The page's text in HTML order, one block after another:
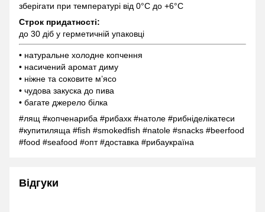
зберігати при температурі від 0°C до +6°C
Строк придатності:
до 30 діб у герметичній упаковці
• натуральне холодне копчення
• насичений аромат диму
• ніжне та соковите м’ясо
• чудова закуска до пива
• багате джерело білка
#лящ #копченариба #рибахк #натоле #рибніделікатеси
#купитиляща #fish #smokedfish #natole #snacks #beerfood
#food #seafood #опт #доставка #рибаукраїна
Відгуки